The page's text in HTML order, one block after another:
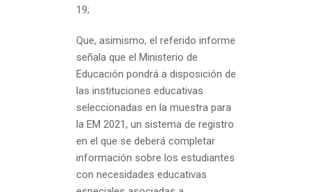
19;
Que, asimismo, el referido informe
señala que el Ministerio de
Educación pondrá a disposición de
las instituciones educativas
seleccionadas en la muestra para
la EM 2021, un sistema de registro
en el que se deberá completar
información sobre los estudiantes
con necesidades educativas